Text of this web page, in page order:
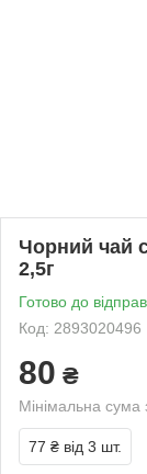
Чорний чай
2,5г
Готово до
Код: 2893020496
80 ₴
Мінімальна
77 ₴ від 3 шт.